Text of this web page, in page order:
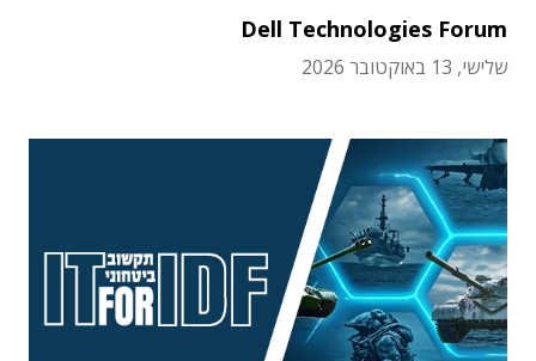
Dell Technologies Forum
שלישי, 13 באוקטובר 2026